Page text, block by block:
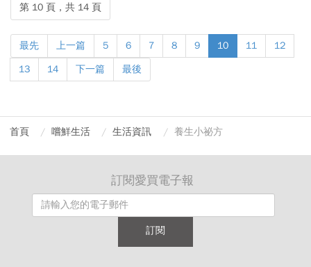
第 10 頁，共 14 頁
最先 上一篇 5 6 7 8 9 10 11
12
13
14 下一篇 最後
首頁 嚐鮮生活 生活資訊 養生小祕方
訂閱愛買電子報
訂閱